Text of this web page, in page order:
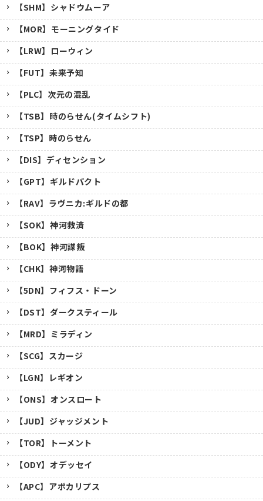
【SHM】シャドウムーア
【MOR】モーニングタイド
【LRW】ローウィン
【FUT】未来予知
【PLC】次元の混乱
【TSB】時のらせん(タイムシフト)
【TSP】時のらせん
【DIS】ディセンション
【GPT】ギルドパクト
【RAV】ラヴニカ:ギルドの都
【SOK】神河救済
【BOK】神河謀叛
【CHK】神河物語
【5DN】フィフス・ドーン
【DST】ダークスティール
【MRD】ミラディン
【SCG】スカージ
【LGN】レギオン
【ONS】オンスロート
【JUD】ジャッジメント
【TOR】トーメント
【ODY】オデッセイ
【APC】アポカリプス